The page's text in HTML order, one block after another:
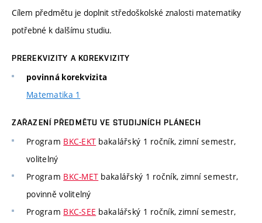
Cílem předmětu je doplnit středoškolské znalosti matematiky
potřebné k dalšímu studiu.
PREREKVIZITY A KOREKVIZITY
povinná korekvizita
Matematika 1
ZAŘAZENÍ PŘEDMĚTU VE STUDIJNÍCH PLÁNECH
Program BKC-EKT bakalářský 1 ročník, zimní semestr,
volitelný
Program BKC-MET bakalářský 1 ročník, zimní semestr,
povinně volitelný
Program BKC-SEE bakalářský 1 ročník, zimní semestr,